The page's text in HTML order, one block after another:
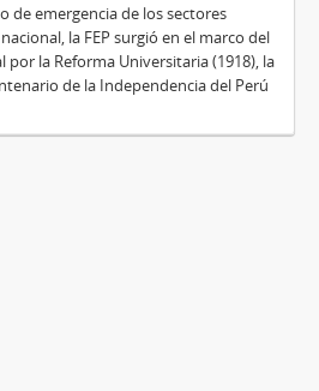
de emergencia de los sectores
la FEP surgió en el marco del
la Reforma Universitaria (1918), la
de la Independencia del Perú